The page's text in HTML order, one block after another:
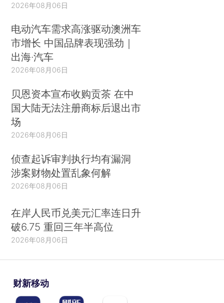
2026年08月06日
电动汽车需求高涨驱动澳洲车
市增长 中国品牌表现强劲｜
出海·汽车
2026年08月06日
贝恩资本宣布收购贡茶 在中
国大陆无法注册商标后退出市
场
2026年08月06日
侦查起诉审判执行均有漏洞
涉案财物处置乱象何解
2026年08月06日
在岸人民币兑美元汇率连日升
破6.75 重回三年半高位
2026年08月06日
财新移动